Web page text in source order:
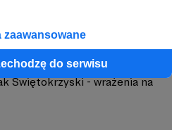
zaawansowane
do serwisu
i nowości na kanale -
Świętokrzyski - wrażenia na